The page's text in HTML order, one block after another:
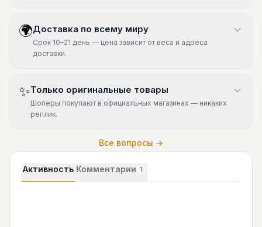
🌍Доставка по всему миру
Срок 10–21 день — цена зависит от веса и адреса
доставки.
✨Только оригинальные товары
Шоперы покупают в официальных магазинах — никаких
реплик.
Все вопросы →
Активность Комментарии 1